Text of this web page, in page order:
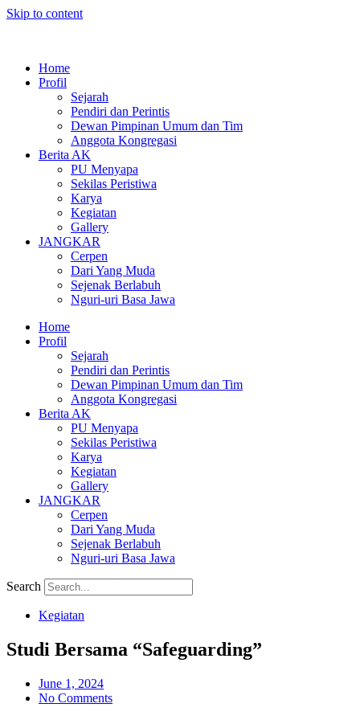
Skip to content
Home
Profil
Sejarah
Pendiri dan Perintis
Dewan Pimpinan Umum dan Tim
Anggota Kongregasi
Berita AK
PU Menyapa
Sekilas Peristiwa
Karya
Kegiatan
Gallery
JANGKAR
Cerpen
Dari Yang Muda
Sejenak Berlabuh
Nguri-uri Basa Jawa
Home
Profil
Sejarah
Pendiri dan Perintis
Dewan Pimpinan Umum dan Tim
Anggota Kongregasi
Berita AK
PU Menyapa
Sekilas Peristiwa
Karya
Kegiatan
Gallery
JANGKAR
Cerpen
Dari Yang Muda
Sejenak Berlabuh
Nguri-uri Basa Jawa
Search
Kegiatan
Studi Bersama “Safeguarding”
June 1, 2024
No Comments